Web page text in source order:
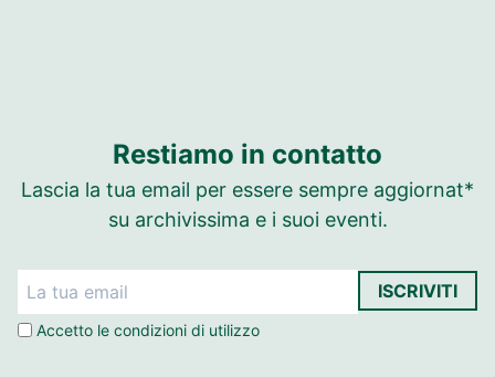
Restiamo in contatto
Lascia la tua email per essere sempre aggiornat*
su archivissima e i suoi eventi.
Accetto le condizioni di utilizzo
ISCRIVITI